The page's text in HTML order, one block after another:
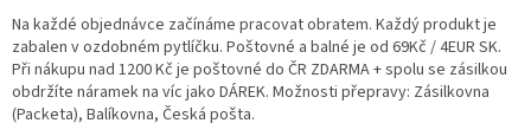
Prsteny
Záložky
Na každé objednávce začínáme pracovat obratem. Každý produkt je
zabalen v ozdobném pytlíčku. Poštovné a balné je od 69Kč / 4EUR SK.
Při nákupu nad 1200 Kč je poštovné do ČR ZDARMA + spolu se zásilkou
obdržíte náramek na víc jako DÁREK. Možnosti přepravy: Zásilkovna
(Packeta), Balíkovna, Česká pošta.